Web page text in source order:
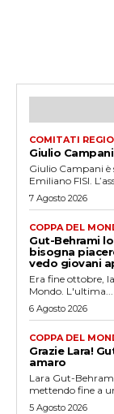
COMITATI
Giulio
Giulio Campani
Emiliano FISI.
7 Agosto 2026
COPPA DEL
Gut-Behrami
bisogna
vedo giovani
Era fine ottobre,
Mondo. L'ultima...
6 Agosto 2026
COPPA DEL
Grazie Lara!
amaro
Lara Gut-
mettendo fine a
5 Agosto 2026